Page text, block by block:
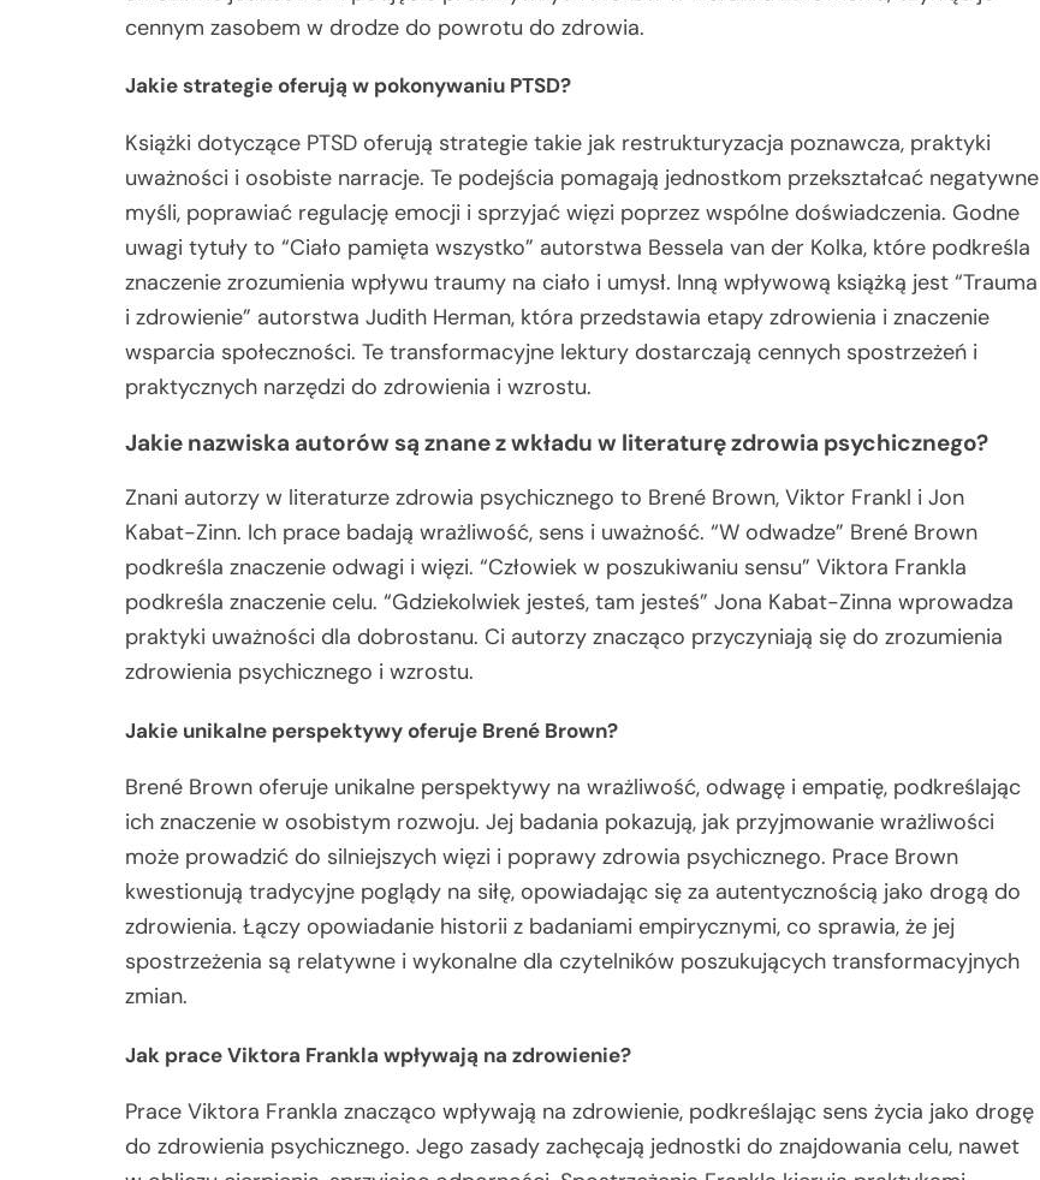
cennym zasobem w drodze do powrotu do zdrowia.
Jakie strategie oferują w pokonywaniu PTSD?
Książki dotyczące PTSD oferują strategie takie jak restrukturyzacja poznawcza, praktyki
uważności i osobiste narracje. Te podejścia pomagają jednostkom przekształcać negatywne
myśli, poprawiać regulację emocji i sprzyjać więzi poprzez wspólne doświadczenia. Godne
uwagi tytuły to “Ciało pamięta wszystko” autorstwa Bessela van der Kolka, które podkreśla
znaczenie zrozumienia wpływu traumy na ciało i umysł. Inną wpływową książką jest “Trauma
i zdrowienie” autorstwa Judith Herman, która przedstawia etapy zdrowienia i znaczenie
wsparcia społeczności. Te transformacyjne lektury dostarczają cennych spostrzeżeń i
praktycznych narzędzi do zdrowienia i wzrostu.
Jakie nazwiska autorów są znane z wkładu w literaturę zdrowia psychicznego?
Znani autorzy w literaturze zdrowia psychicznego to Brené Brown, Viktor Frankl i Jon
Kabat-Zinn. Ich prace badają wrażliwość, sens i uważność. “W odwadze” Brené Brown
podkreśla znaczenie odwagi i więzi. “Człowiek w poszukiwaniu sensu” Viktora Frankla
podkreśla znaczenie celu. “Gdziekolwiek jesteś, tam jesteś” Jona Kabat-Zinna wprowadza
praktyki uważności dla dobrostanu. Ci autorzy znacząco przyczyniają się do zrozumienia
zdrowienia psychicznego i wzrostu.
Jakie unikalne perspektywy oferuje Brené Brown?
Brené Brown oferuje unikalne perspektywy na wrażliwość, odwagę i empatię, podkreślając
ich znaczenie w osobistym rozwoju. Jej badania pokazują, jak przyjmowanie wrażliwości
może prowadzić do silniejszych więzi i poprawy zdrowia psychicznego. Prace Brown
kwestionują tradycyjne poglądy na siłę, opowiadając się za autentycznością jako drogą do
zdrowienia. Łączy opowiadanie historii z badaniami empirycznymi, co sprawia, że jej
spostrzeżenia są relatywne i wykonalne dla czytelników poszukujących transformacyjnych
zmian.
Jak prace Viktora Frankla wpływają na zdrowienie?
Prace Viktora Frankla znacząco wpływają na zdrowienie, podkreślając sens życia jako drogę
do zdrowienia psychicznego. Jego zasady zachęcają jednostki do znajdowania celu, nawet